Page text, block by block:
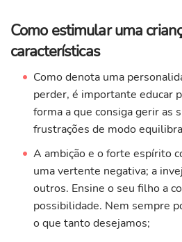
Como estimular uma
características
Como denota uma
perder, é importante educar
forma a que consiga gerir as
frustrações de modo
A ambição e o forte espírito
uma vertente negativa; a
outros. Ensine o seu filho a
possibilidade. Nem sempre
o que tanto desejamos;